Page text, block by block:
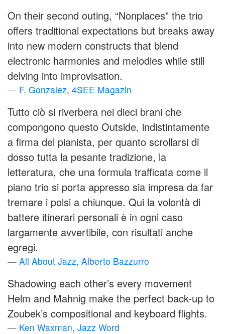
On their second outing, “Nonplaces” the trio
offers traditional expectations but breaks away
into new modern constructs that blend
electronic harmonies and melodies while still
delving into improvisation.
F. Gonzalez, 4SEE Magazin
Tutto ciò si riverbera nei dieci brani che
compongono questo Outside, indistintamente
a firma del pianista, per quanto scrollarsi di
dosso tutta la pesante tradizione, la
letteratura, che una formula trafficata come il
piano trio si porta appresso sia impresa da far
tremare i polsi a chiunque. Qui la volontà di
battere itinerari personali è in ogni caso
largamente avvertibile, con risultati anche
egregi.
All About Jazz, Alberto Bazzurro
Shadowing each other’s every movement
Helm and Mahnig make the perfect back-up to
Zoubek’s compositional and keyboard flights.
Ken Waxman, Jazz Word